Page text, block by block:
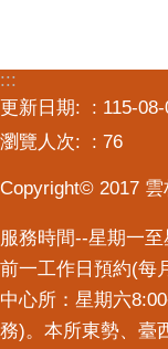
:::
更新日期:
115-
瀏覽人次:
76
Copyright© 2017
服務時間--星期一
前一工作日預約(每
中心所：星期六
務)。本所東勢、臺